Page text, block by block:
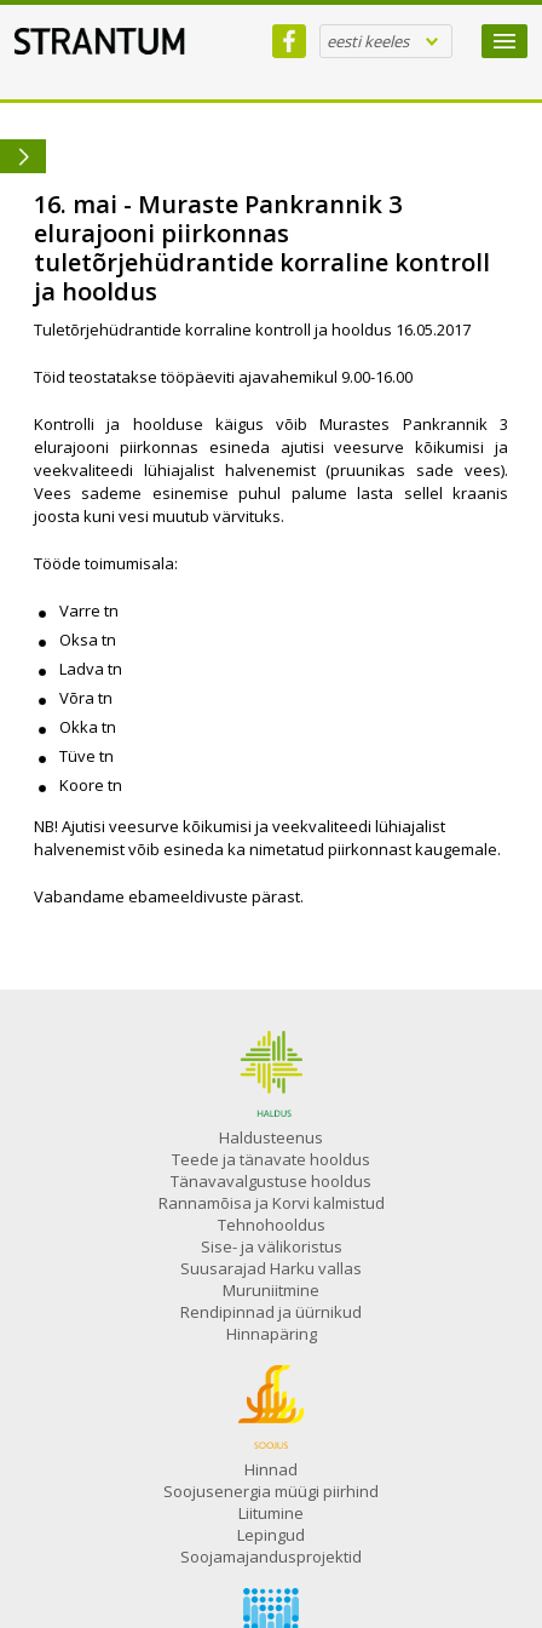
eesti keeles
16. mai - Muraste Pankrannik 3
elurajooni piirkonnas
tuletõrjehüdrantide korraline kontroll
ja hooldus
Tuletõrjehüdrantide korraline kontroll ja hooldus 16.05.2017
Töid teostatakse tööpäeviti ajavahemikul 9.00-16.00
Kontrolli ja hoolduse käigus võib Murastes Pankrannik 3
elurajooni piirkonnas esineda ajutisi veesurve kõikumisi ja
veekvaliteedi lühiajalist halvenemist (pruunikas sade vees).
Vees sademe esinemise puhul palume lasta sellel kraanis
joosta kuni vesi muutub värvituks.
Tööde toimumisala:
Varre tn
Oksa tn
Ladva tn
Võra tn
Okka tn
Tüve tn
Koore tn
NB! Ajutisi veesurve kõikumisi ja veekvaliteedi lühiajalist
halvenemist võib esineda ka nimetatud piirkonnast kaugemale.
Vabandame ebameeldivuste pärast.
Haldusteenus
Teede ja tänavate hooldus
Tänavavalgustuse hooldus
Rannamõisa ja Korvi kalmistud
Tehnohooldus
Sise- ja välikoristus
Suusarajad Harku vallas
Muruniitmine
Rendipinnad ja üürnikud
Hinnapäring
Hinnad
Soojusenergia müügi piirhind
Liitumine
Lepingud
Soojamajandusprojektid